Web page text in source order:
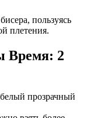
пользуясь
плетения.
Время: 2
прозрачный